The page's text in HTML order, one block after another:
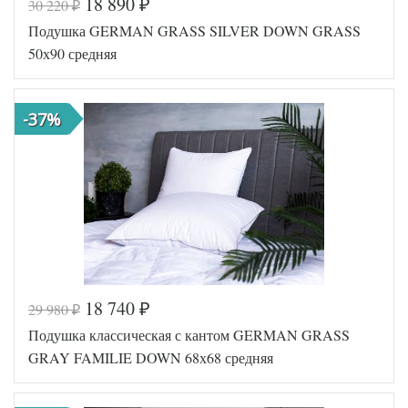
Код товара
554-865
Артикул
SN-22502
Плотность
подушки
50х70
Наполнитель
Шелк
Ткань
Хлопок
Производитель
Anna
Flaum
(Германия)
Код товара
561-523
Артикул
GG-81150
Плотность
Средняя
подушки
50х90
30 220₽ ₽
Подушка GERMAN GRASS SILVER DOWN GRASS
50х90 средняя
-37%
29 980₽ 18 740 ₽
Подушка классическая с кантом GERMAN GRASS
GRAY FAMILIE DOWN 68х68 средняя